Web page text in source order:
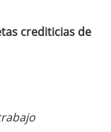
crediticias de